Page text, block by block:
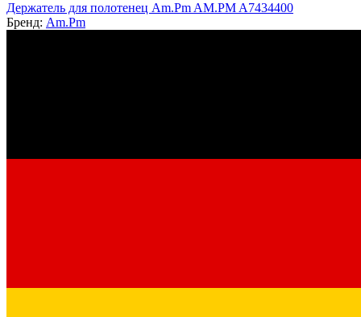
Держатель для полотенец Am.Pm AM.PM A7434400
Бренд: Am.Pm